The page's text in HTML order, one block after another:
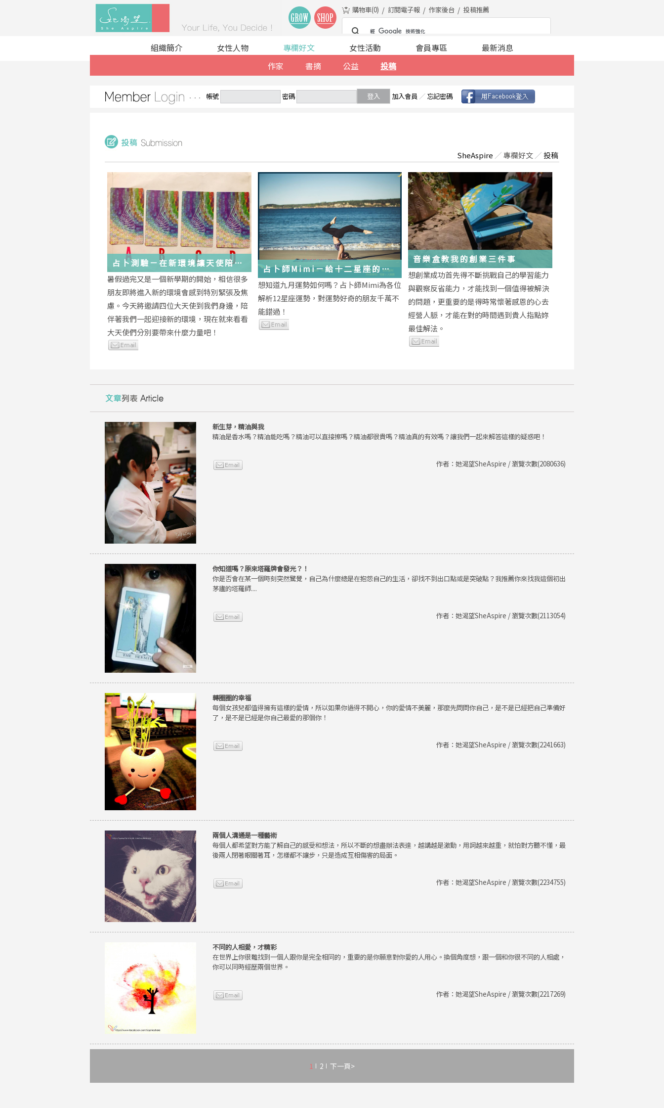
購物車(0) 訂閱電子報 作家後台 投稿推薦
組織簡介 女性人物
專欄好文
作家
書摘 公益 投稿
女性活動 會員專區 最新消息
帳號 密碼 登入 加入會員 ／ 忘記密碼
SheAspire ／專欄好文 ／投稿
占卜測驗－在新環境讓天使陪伴
你度過
暑假過完又是一個新學期的開始，相信很多
朋友即將進入新的環境會感到特別緊張及焦
慮。今天將邀請四位大天使到我們身邊，陪
伴著我們一起迎接新的環境，現在就來看看
大天使們分別要帶來什麼力量吧！
占卜師Mimi－給十二星座的
2018年九月運勢小叮嚀
想知道九月運勢如何嗎？占卜師Mimi為各位
解析12星座運勢，對運勢好奇的朋友千萬不
能錯過！
音樂盒教我的創業三件事
想創業成功首先得不斷挑戰自己的學習能力
與觀察反省能力，才能找到一個值得被解決
的問題，更重要的是得時常懷著感恩的心去
經營人脈，才能在對的時間遇到貴人指點妳
最佳解法。
新生芽，精油與我
精油是香水嗎？精油能吃嗎？精油可以直接擦嗎？精油都很貴嗎？精油真的有效嗎？讓我們一起來解答這樣的疑惑吧！
作者：她渴望SheAspire / 瀏覽次數(2080636)
你知道嗎？原來塔羅牌會發光？！
你是否會在某一個時刻突然驚覺，自己為什麼總是在抱怨自己的生活，卻找不到出口點或是突破點？我推薦你來找我這個初出
茅廬的塔羅師....
作者：她渴望SheAspire / 瀏覽次數(2113054)
轉圈圈的幸福
每個女孩兒都值得擁有這樣的愛情，所以如果你過得不開心，你的愛情不美麗，那麼先問問你自己，是不是已經把自己準備好
了，是不是已經是你自己最愛的那個你！
作者：她渴望SheAspire / 瀏覽次數(2241663)
兩個人溝通是一種藝術
每個人都希望對方能了解自己的感受和想法，所以不斷的想盡辦法表達，越講越是激動，用詞越來越重，就怕對方聽不懂，最
後兩人閉著眼關著耳，怎樣都不讓步，只是造成互相傷害的局面。
作者：她渴望SheAspire / 瀏覽次數(2234755)
不同的人相愛，才精彩
在世界上你很難找到一個人跟你是完全相同的，重要的是你願意對你愛的人用心。換個角度想，跟一個和你很不同的人相處，
你可以同時經歷兩個世界。
作者：她渴望SheAspire / 瀏覽次數(2217269)
1 2 下一頁>